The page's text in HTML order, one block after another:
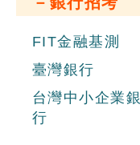
FIT金融基測
臺灣銀行
台灣中小企業銀
行